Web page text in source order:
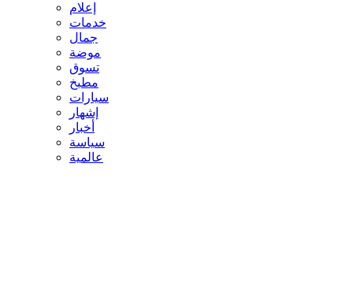
إعلام
خدمات
جمال
موضة
تسوق
مطبخ
سيارات
إشهار
أخبار
سياسة
عالمية